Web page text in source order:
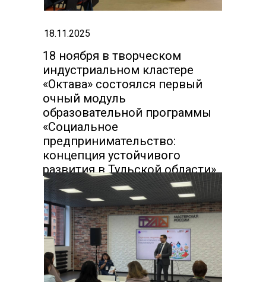
18 ноября в творческом
индустриальном кластере
«Октава» состоялся первый
очный модуль
образовательной программы
«Социальное
предпринимательство:
концепция устойчивого
развития в Тульской области».
18.11.2025